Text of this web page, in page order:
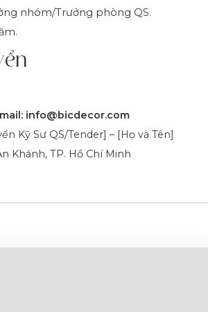
nhóm/Trưởng phòng QS.
info@bicdecor.com
Kỹ Sư QS/Tender] – [Họ và Tên]
Khánh, TP. Hồ Chí Minh